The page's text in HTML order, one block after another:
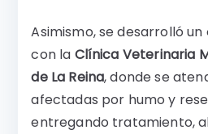
Asimismo, se desarrolló
con la Clínica Veterinaria
de La Reina, donde se
afectadas por humo y
entregando tratamiento,